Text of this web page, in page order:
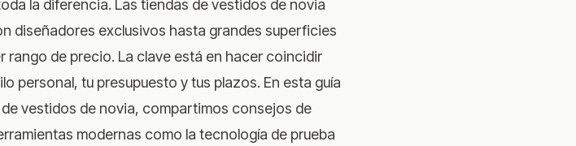
la diferencia. Las tiendas de vestidos de novia
diseñadores exclusivos hasta grandes superficies
de precio. La clave está en hacer coincidir
personal, tu presupuesto y tus plazos. En esta guía
vestidos de novia, compartimos consejos de
modernas como la tecnología de prueba